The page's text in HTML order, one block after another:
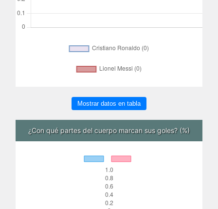
Mostrar datos en tabla
¿Con qué partes del cuerpo marcan sus goles? (%)